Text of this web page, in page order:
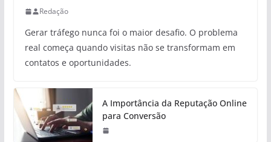
Redação
Gerar tráfego nunca foi o maior desafio. O problema
real começa quando visitas não se transformam em
contatos e oportunidades.
A Importância da Reputação Online
para Conversão